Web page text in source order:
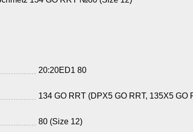
20:20ED1 80
134 GO RRT (DPX5 GO RRT, 135X5 GO
80 (Size 12)